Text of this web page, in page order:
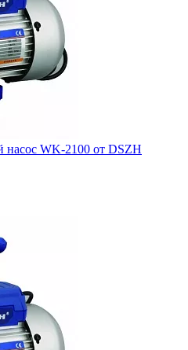
насос WK-2100 от DSZH